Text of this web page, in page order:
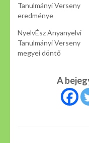
Tanulmányi Verseny
eredménye
NyelvÉsz Anyanyelvi
Tanulmányi Verseny
megyei döntő
A